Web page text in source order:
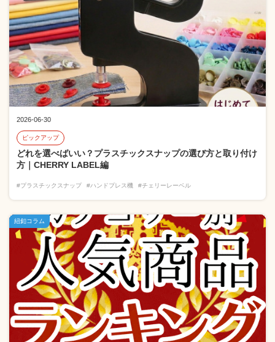
2026-06-30
ピックアップ
どれを選べばいい？プラスチックスナップの選び方と取り付け
方｜CHERRY LABEL編
#プラスチックスナップ #ハンドプレス機 #チェリーレーベル
紐釦コラム